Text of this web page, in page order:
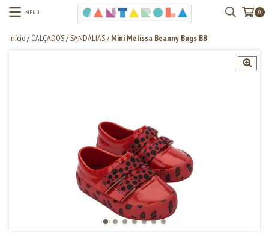
MENU 0
Início/ CALÇADOS/SANDÁLIAS/ Mini Melissa Beanny Bugs BB